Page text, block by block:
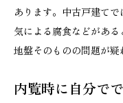
あります。中古戸建て
気による腐食などがある
地盤そのものの問題が疑
内覧時に自分で